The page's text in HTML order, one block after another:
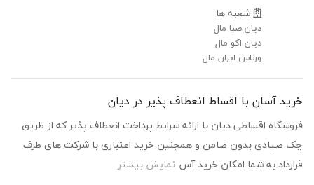
شعبه ها
دیان صبا مال
دیان اکو مال
ورناس ایران مال
خرید آسان با اقساط انعطاف پذیر در دیان
فروشگاه اقساطی دیان با ارائه شرایط پرداخت انعطاف پذیر که از طریق
چک صیادی بدون ضامن و همچنین خرید اعتباری با شرکت های طرف
قرارداد به شما امکان خرید آس نمایش بیشتر